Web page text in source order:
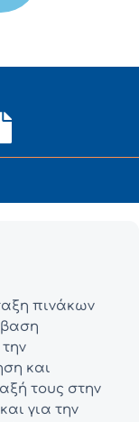
πινάκων
και
τους στην
για την